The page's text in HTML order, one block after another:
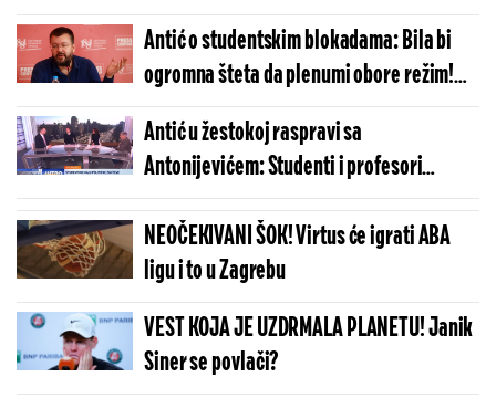
nismo u Staljinovom vremenu da se prvo
strelja pa sudi (VIDEO)
Antić o studentskim blokadama: Bila bi
ogromna šteta da plenumi obore režim!
(VIDEO)
Antić u žestokoj raspravi sa
Antonijevićem: Studenti i profesori
podržavaju totalitarizam i anarhiju
(VIDEO)
NEOČEKIVANI ŠOK! Virtus će igrati ABA
ligu i to u Zagrebu
VEST KOJA JE UZDRMALA PLANETU! Janik
Siner se povlači?